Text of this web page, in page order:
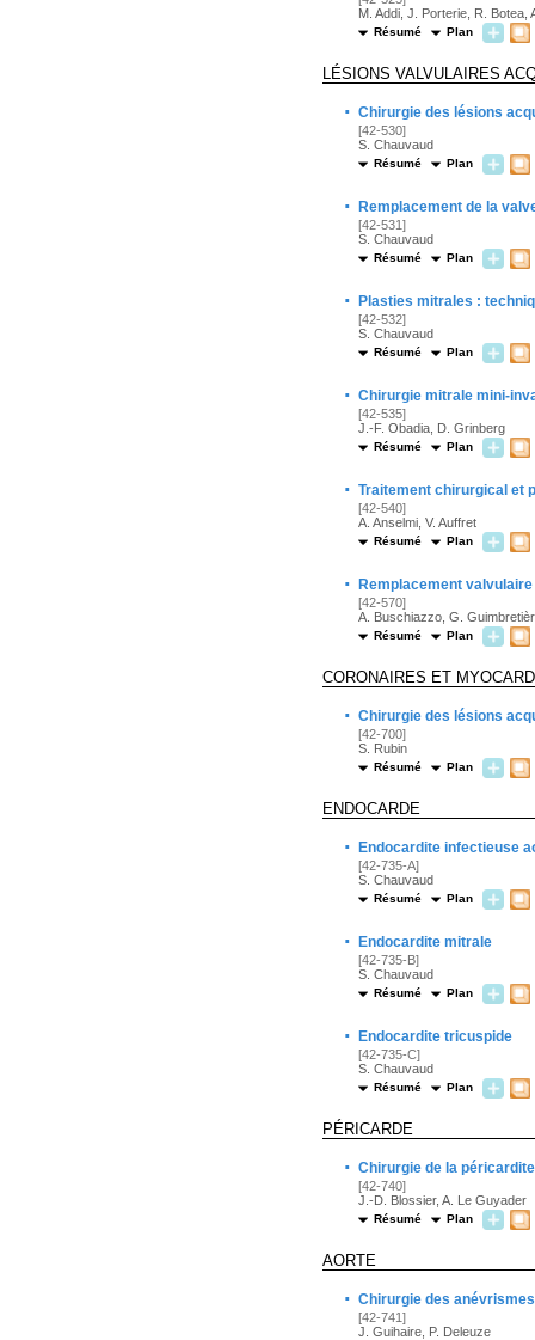
M. Addi, J. Porterie, R. Botea,
Résumé Plan
LÉSIONS VALVULAIRES
· Chirurgie des lésions
[42-530]
S. Chauvaud
Résumé Plan
· Remplacement de la
[42-531]
S. Chauvaud
Résumé Plan
· Plasties mitrales :
[42-532]
S. Chauvaud
Résumé Plan
· Chirurgie mitrale mini-
[42-535]
J.-F. Obadia, D. Grinberg
Résumé Plan
· Traitement chirurgical et
[42-540]
A. Anselmi, V. Auffret
Résumé Plan
· Remplacement
[42-570]
A. Buschiazzo, G.
Résumé Plan
CORONAIRES ET
· Chirurgie des lésions
[42-700]
S. Rubin
Résumé Plan
ENDOCARDE
· Endocardite infectieuse
[42-735-A]
S. Chauvaud
Résumé Plan
· Endocardite mitrale
[42-735-B]
S. Chauvaud
Résumé Plan
· Endocardite tricuspide
[42-735-C]
S. Chauvaud
Résumé Plan
PÉRICARDE
· Chirurgie de la
[42-740]
J.-D. Blossier, A. Le Guyader
Résumé Plan
AORTE
· Chirurgie des
[42-741]
J. Guihaire, P. Deleuze